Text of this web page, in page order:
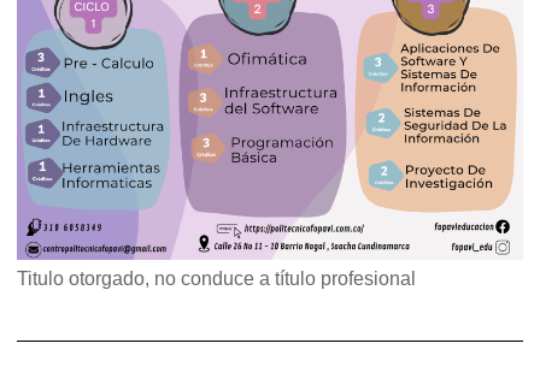
Titulo otorgado, no conduce a título profesional